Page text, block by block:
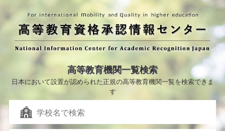
高等教育機関一覧検索
日本において設置が認められた正規の高等教育機関一覧を検索できま
す